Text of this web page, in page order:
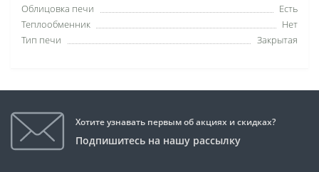
Облицовка печи
Есть
Теплообменник
Нет
Тип печи
Закрытая
Хотите узнавать первым об акциях и скидках?
Подпишитесь на нашу рассылку